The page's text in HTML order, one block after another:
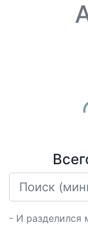
- И разделился